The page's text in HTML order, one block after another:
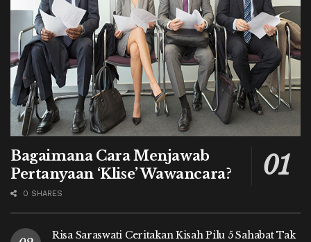
Bagaimana Cara Menjawab
Pertanyaan ‘Klise’ Wawancara?
0 SHARES
Risa Saraswati Ceritakan Kisah Pilu 5 Sahabat Tak